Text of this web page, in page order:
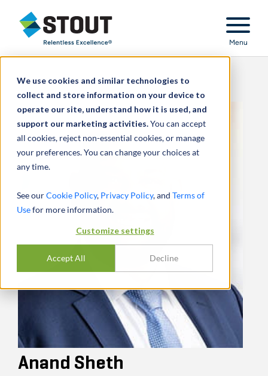
We use cookies and similar technologies to
collect and store information on your device to
operate our site, understand how it is used, and
support our marketing activities.You can accept
all cookies, reject non-essential cookies, or manage
your preferences. You can change your choices at
any time.
See ourCookie Policy, Privacy Policy, and Terms of
Usefor more information.
Customize settings
Accept All Decline
Stout Relentless Excellence
Menu
Anand Sheth